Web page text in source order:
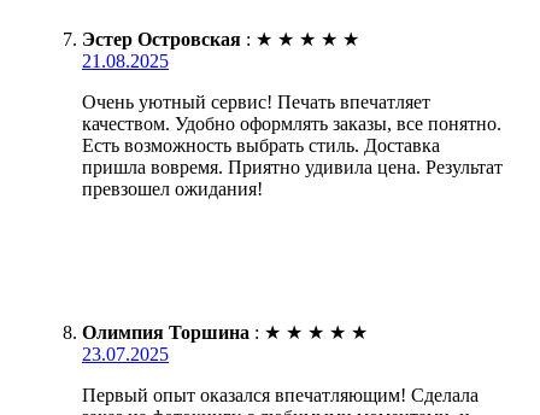
Эстер Островская : ★ ★ ★ ★ ★
21.08.2025
Очень уютный сервис! Печать впечатляет
качеством. Удобно оформлять заказы, все понятно.
Есть возможность выбрать стиль. Доставка
пришла вовремя. Приятно удивила цена. Результат
превзошел ожидания!
Олимпия Торшина : ★ ★ ★ ★ ★
23.07.2025
Первый опыт оказался впечатляющим! Сделала